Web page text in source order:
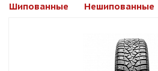
Шипованные Нешипованные